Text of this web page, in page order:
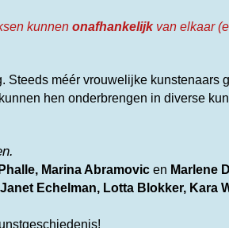
kunnen onafhankelijkvan elkaar
Steeds méér vrouwelijke kunstenaars
hen onderbrengen in diverse
Marina Abramovic en Marlene
Echelman, Lotta Blokker, Kara